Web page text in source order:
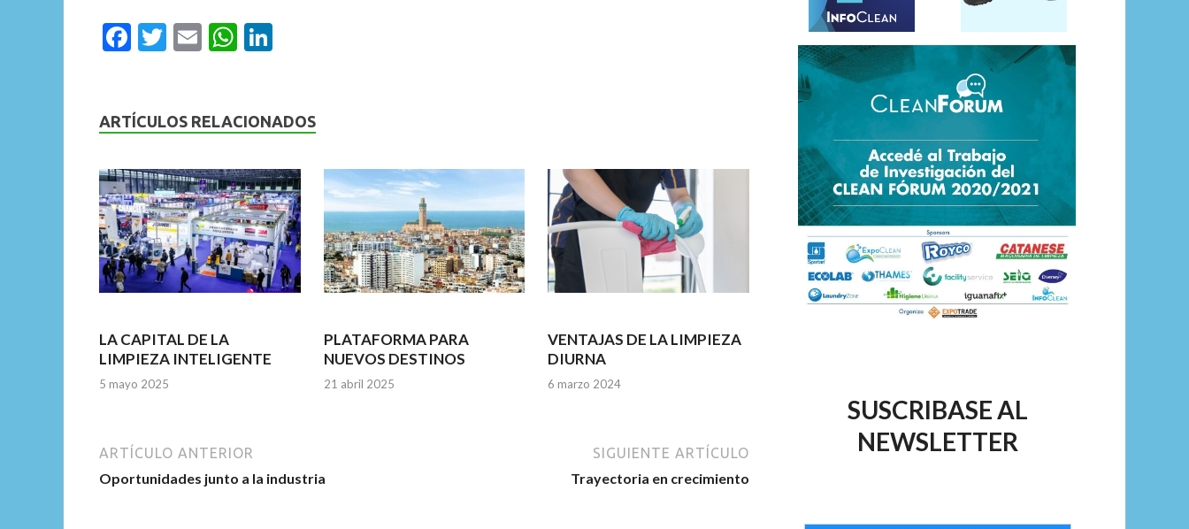
F
b
o
k
T
er
E
l
W
s
p
p
dI
ARTÍCULOS RELACIONADOS
LA CAPITAL DE LA
LIMPIEZA INTELIGENTE
5 mayo 2025
PLATAFORMA PARA
NUEVOS DESTINOS
21 abril 2025
VENTAJAS DE LA LIMPIEZA
DIURNA
6 marzo 2024
ARTÍCULO ANTERIOR
Oportunidades junto a la industria
SIGUIENTE ARTÍCULO
Trayectoria en crecimiento
SUSCRIBASE AL
NEWSLETTER